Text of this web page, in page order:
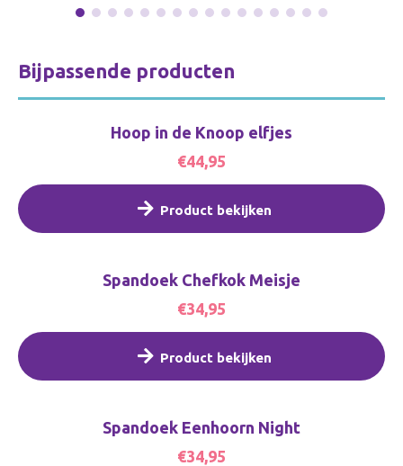
Bijpassende producten
Hoop in de Knoop elfjes
€44,95
Product bekijken
Spandoek Chefkok Meisje
€34,95
Product bekijken
Spandoek Eenhoorn Night
€34,95